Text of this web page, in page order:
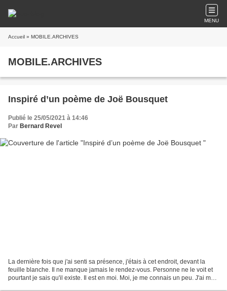
MENU
Accueil » MOBILE.ARCHIVES
MOBILE.ARCHIVES
Inspiré d’un poème de Joë Bousquet
Publié le 25/05/2021 à 14:46
Par Bernard Revel
La dernière fois que j'ai senti sa présence, j'étais à cet endroit, devant la
feuille blanche. Il ne manque jamais le rendez-vous. Personne ne le voit et
pourtant je sais qu'il existe. Il est en moi. Moi, je me connais un peu. J'ai mes